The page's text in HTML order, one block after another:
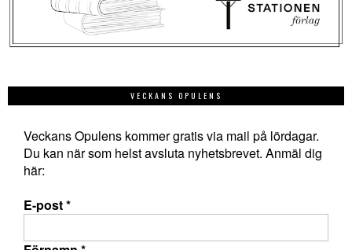
VECKANS OPULENS
Veckans Opulens kommer gratis via mail på lördagar.
Du kan när som helst avsluta nyhetsbrevet. Anmäl dig
här:
E-post*